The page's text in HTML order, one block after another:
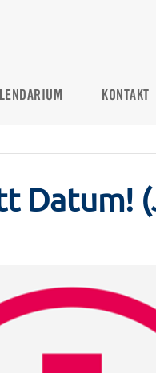
KONTAKT
Datum!